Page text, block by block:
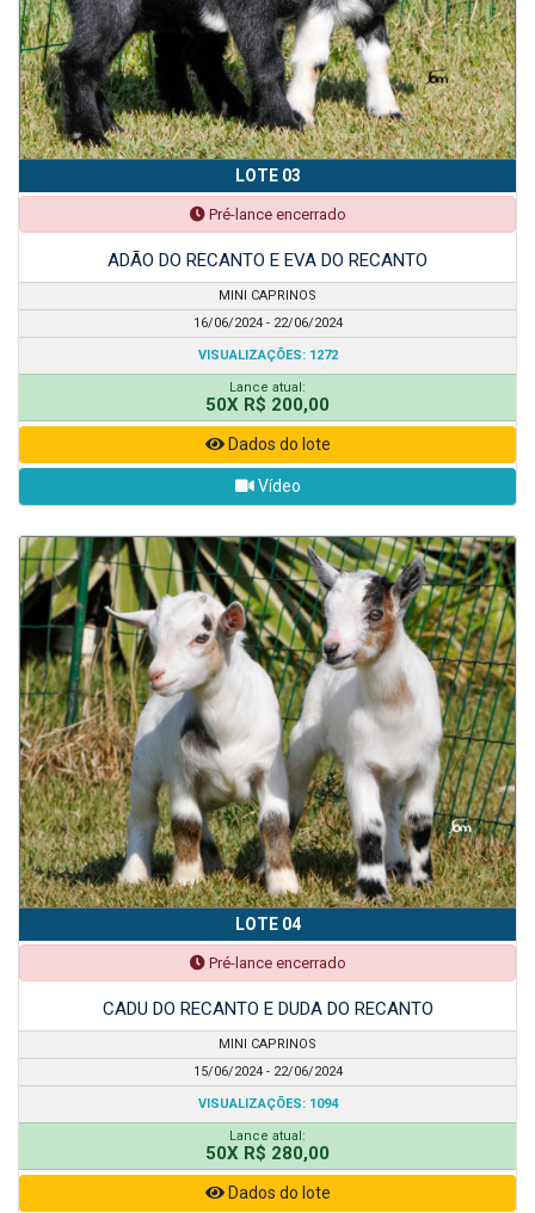
LOTE 03
Pré-lance encerrado
ADÃO DO RECANTO E EVA DO RECANTO
MINI CAPRINOS
16/06/2024 - 22/06/2024
VISUALIZAÇÕES: 1272
Lance atual:
50X R$ 200,00
Dados do lote
Vídeo
LOTE 04
Pré-lance encerrado
CADU DO RECANTO E DUDA DO RECANTO
MINI CAPRINOS
15/06/2024 - 22/06/2024
VISUALIZAÇÕES: 1094
Lance atual:
50X R$ 280,00
Dados do lote